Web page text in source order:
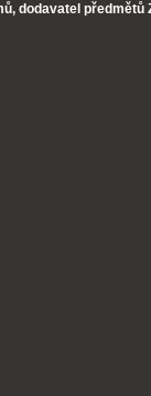
dodavatel předmětů